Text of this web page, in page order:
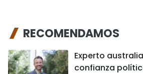
RECOMENDAMOS
Experto
confianza